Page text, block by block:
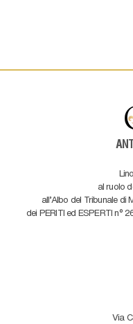
al ruolo
all'Albo del Tribunale di
dei PERITI ed ESPERTI n°
Via